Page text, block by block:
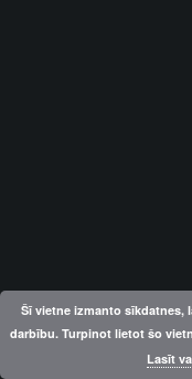
Šī vietne izmanto sīkdatnes,
darbību. Turpinot lietot šo
Lasīt